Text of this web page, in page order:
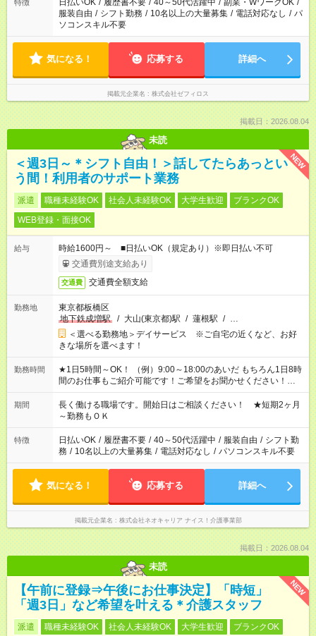
特徴 日払いOK / 履歴書不要 / 40～50代活躍中 / 副業・WワークOK /
服装自由 / シフト勤務 / 10名以上の大量募集 / 電話対応なし / パ
ソコンスキル不要
気になる！ 応募する 詳細へ
掲載元企業名 株式会社ゼフィロス
掲載日：2026.08.04
未読
NEW
＜週3日～＊シフト自由！＞話してたらあっとい
う間！利用者のサポート業務
派遣 職種未経験OK 社会人未経験OK 大学生歓迎
ブランクOK
WEB登録・面接OK
給与
時給1600円～ ■日払いOK（規定あり）※即日払い不可
交通費別途支給あり
交通費 交通費全額支給
勤務地
東京都板橋区
地下鉄成増駅
/ 大山(東京都)駅 / 蓮根駅 / …
＜選べる勤務地＞デイサービス ※ご自宅の近くなど、お好
きな場所を選べます！
勤務時間
★1日5時間～OK！ （例）9:00～18:00のあいだ もちろん1日8時
間のお仕事もご紹介可能です！ご希望をお聞かせください！★家
庭の都合でお休みが必要な場合も遠慮なくご相談ください。 ※
週最低15時間以上の勤務が必要です
期間
長く働ける職場です。開始日はご相談ください！ ★短期2ヶ月
～勤務もＯＫ
特徴 日払いOK / 履歴書不要 / 40～50代活躍中 / 服装自由 / シフト勤
務 / 10名以上の大量募集 / 電話対応なし / パソコンスキル不要
気になる！ 応募する 詳細へ
掲載元企業名 株式会社ネオキャリア ナイス！介護事業部
掲載日：2026.08.04
未読
NEW
【午前に登録⇒午後にお仕事決定】「時短」
「週3日」など希望を叶える＊介護スタッフ
派遣 職種未経験OK 社会人未経験OK 大学生歓迎
ブランクOK